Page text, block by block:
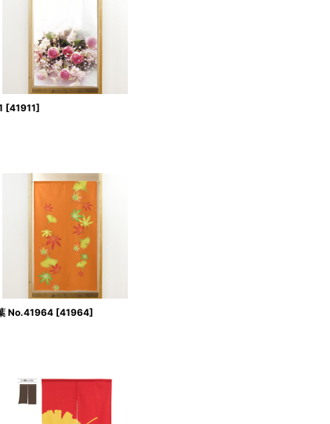
[41911]
No.41964 [41964]